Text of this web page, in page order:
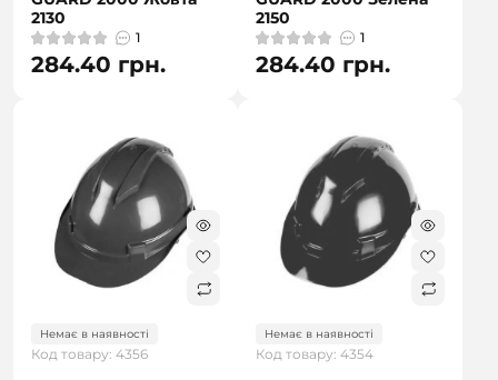
2130
1
284.40 грн.
2150
1
284.40 грн.
Немає в наявності
Код товару: 4356
Немає в наявності
Код товару: 4354